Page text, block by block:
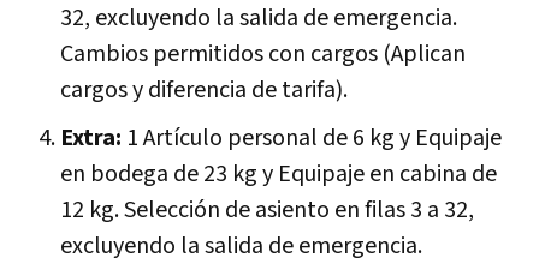
32, excluyendo la salida de emergencia.
Cambios permitidos con cargos (Aplican
cargos y diferencia de tarifa).
Extra: 1 Artículo personal de 6 kg y Equipaje
en bodega de 23 kg y Equipaje en cabina de
12 kg. Selección de asiento en filas 3 a 32,
excluyendo la salida de emergencia.